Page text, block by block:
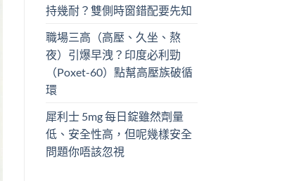
持幾耐？雙側時窗錯配要先知
職場三高（高壓、久坐、熬
夜）引爆早洩？印度必利勁
（Poxet-60）點幫高壓族破循
環
犀利士 5mg 每日錠雖然劑量
低、安全性高，但呢幾樣安全
問題你唔該忽視